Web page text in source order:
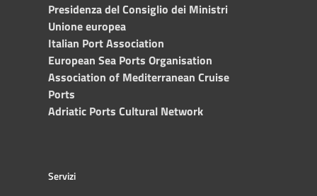
Presidenza del Consiglio dei Ministri
Unione europea
Italian Port Association
European Sea Ports Organisation
Association of Mediterranean Cruise
Ports
Adriatic Ports Cultural Network
Servizi